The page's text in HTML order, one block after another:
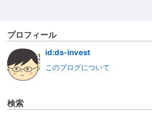
プロフィール
id:ds-invest
このブログについて
検索